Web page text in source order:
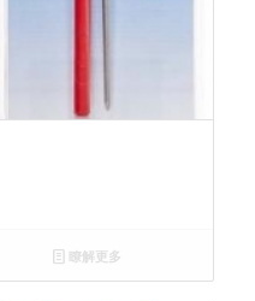
瞭解更多